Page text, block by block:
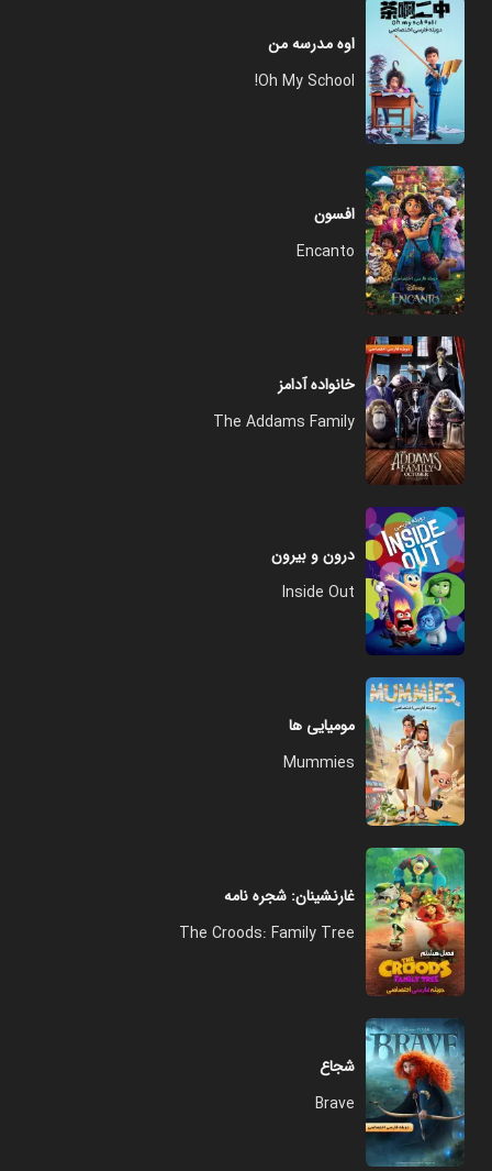
اوه مدرسه من
Oh My School!
افسون
Encanto
خانواده آدامز
The Addams Family
درون و بیرون
Inside Out
مومیایی ها
Mummies
غارنشینان: شجره نامه
The Croods: Family Tree
شجاع
Brave